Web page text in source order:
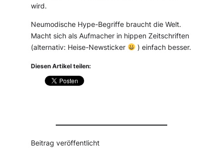
wird.
Neumodische Hype-Begriffe braucht die Welt.
Macht sich als Aufmacher in hippen Zeitschriften
(alternativ: Heise-Newsticker
) einfach besser.
Diesen Artikel teilen:
Beitrag veröffentlicht